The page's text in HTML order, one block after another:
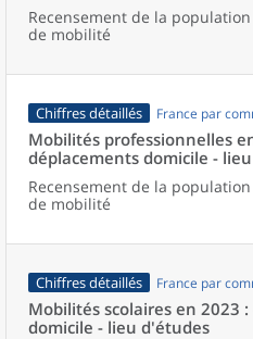
Recensement de la
de mobilité
Chiffres détaillés France par
Mobilités professionnelles
déplacements domicile -
Recensement de la
de mobilité
Chiffres détaillés France par
Mobilités scolaires en 2023
domicile - lieu d'études